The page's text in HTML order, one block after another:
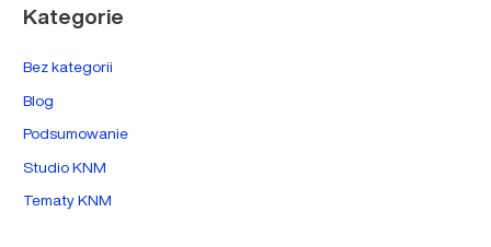
Kategorie
Bez kategorii
Blog
Podsumowanie
Studio KNM
Tematy KNM